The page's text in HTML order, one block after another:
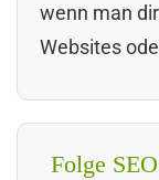
wenn man
Websites
Folge